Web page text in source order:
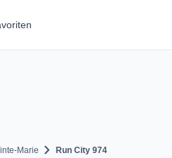
Marie chevron_right Run City 974